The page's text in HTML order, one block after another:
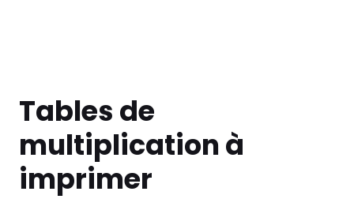
Tables de
multiplication à
imprimer